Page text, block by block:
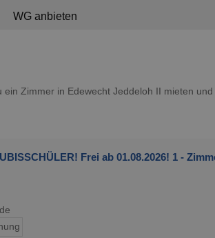
WG anbieten
Zimmer in Edewecht Jeddeloh II mieten
Frei ab 01.08.2026! 1 -